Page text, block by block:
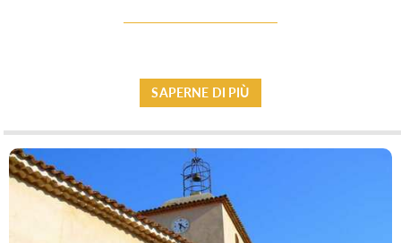
ATTIVITÀ RICREATIVE E SPORTIVE
SAPERNE DI PIÙ